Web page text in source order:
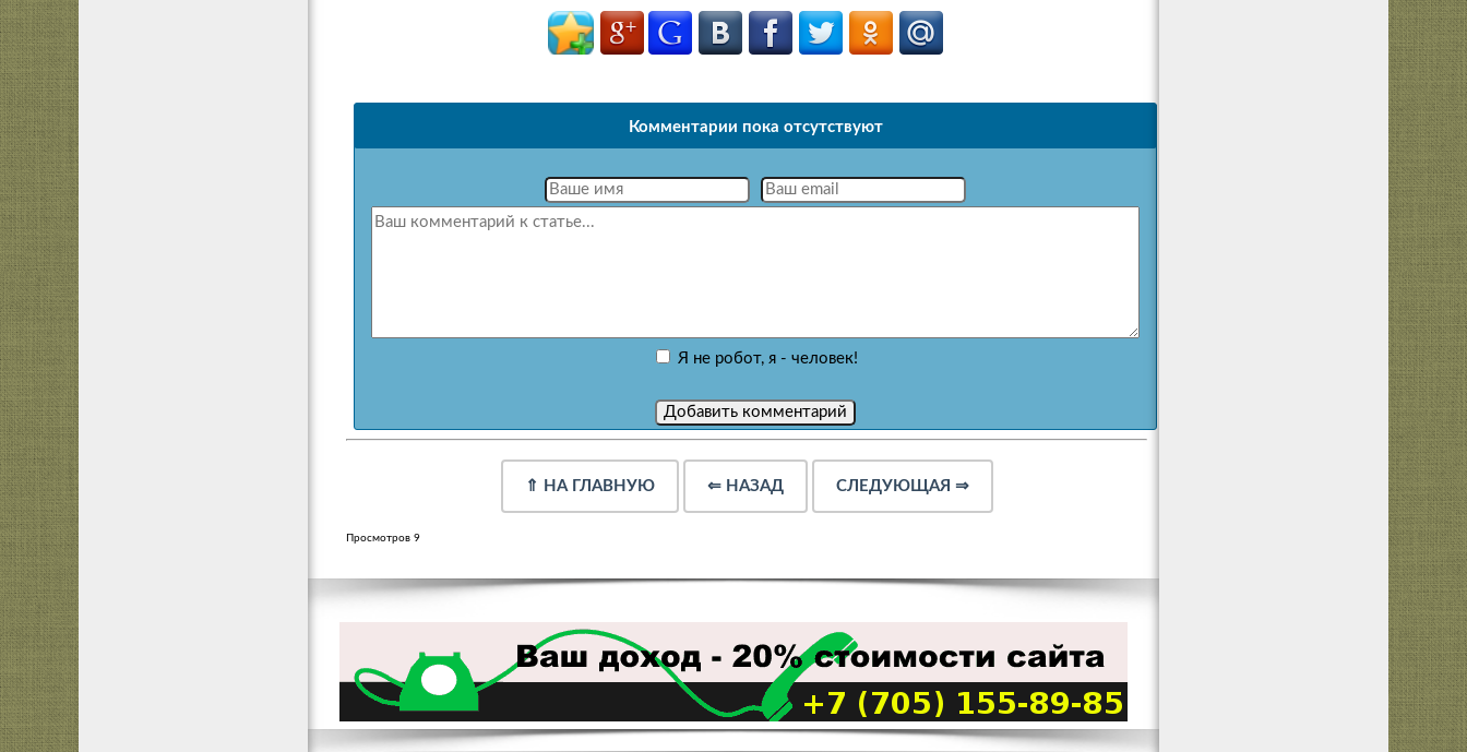
Комментарии пока отсутствуют
Я не робот, я - человек!
⇑ НА ГЛАВНУЮ ⇐ НАЗАД СЛЕДУЮЩАЯ ⇒
Просмотров 9